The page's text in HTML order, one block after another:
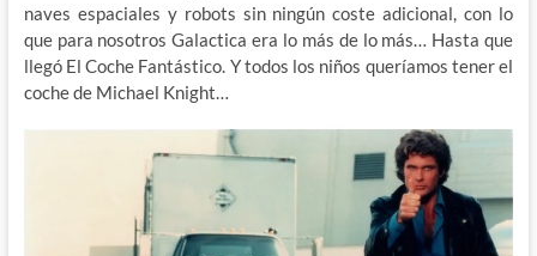
naves espaciales y robots sin ningún coste adicional, con lo
que para nosotros Galactica era lo más de lo más… Hasta que
llegó El Coche Fantástico. Y todos los niños queríamos tener el
coche de Michael Knight…